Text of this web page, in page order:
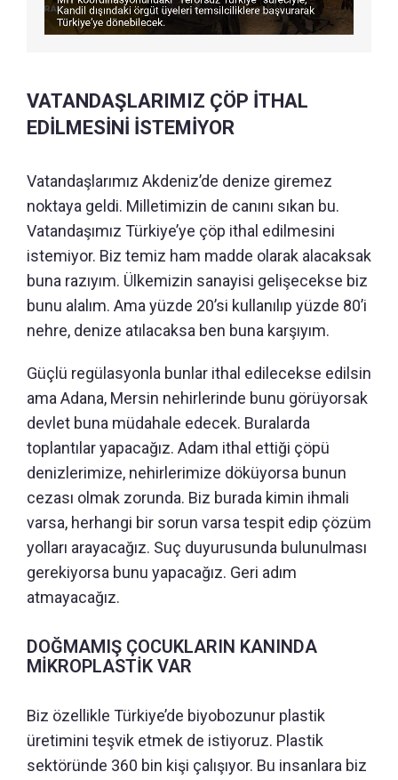
VATANDAŞLARIMIZ ÇÖP İTHAL
EDİLMESİNİ İSTEMİYOR
Vatandaşlarımız Akdeniz’de denize giremez
noktaya geldi. Milletimizin de canını sıkan bu.
Vatandaşımız Türkiye’ye çöp ithal edilmesini
istemiyor. Biz temiz ham madde olarak alacaksak
buna razıyım. Ülkemizin sanayisi gelişecekse biz
bunu alalım. Ama yüzde 20’si kullanılıp yüzde 80’i
nehre, denize atılacaksa ben buna karşıyım.
Güçlü regülasyonla bunlar ithal edilecekse edilsin
ama Adana, Mersin nehirlerinde bunu görüyorsak
devlet buna müdahale edecek. Buralarda
toplantılar yapacağız. Adam ithal ettiği çöpü
denizlerimize, nehirlerimize döküyorsa bunun
cezası olmak zorunda. Biz burada kimin ihmali
varsa, herhangi bir sorun varsa tespit edip çözüm
yolları arayacağız. Suç duyurusunda bulunulması
gerekiyorsa bunu yapacağız. Geri adım
atmayacağız.
DOĞMAMIŞ ÇOCUKLARIN KANINDA
MİKROPLASTİK VAR
Biz özellikle Türkiye’de biyobozunur plastik
üretimini teşvik etmek de istiyoruz. Plastik
sektöründe 360 bin kişi çalışıyor. Bu insanlara biz